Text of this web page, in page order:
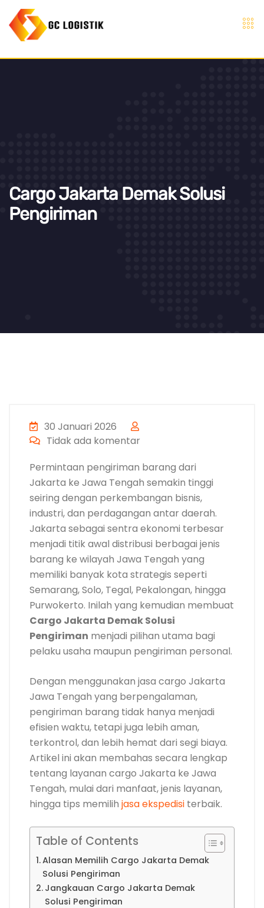
Cargo Jakarta Demak Solusi
Pengiriman
30 Januari 2026
Tidak ada komentar
Permintaan pengiriman barang dari
Jakarta ke Jawa Tengah semakin tinggi
seiring dengan perkembangan bisnis,
industri, dan perdagangan antar daerah.
Jakarta sebagai sentra ekonomi terbesar
menjadi titik awal distribusi berbagai jenis
barang ke wilayah Jawa Tengah yang
memiliki banyak kota strategis seperti
Semarang, Solo, Tegal, Pekalongan, hingga
Purwokerto. Inilah yang kemudian membuat
Cargo Jakarta Demak Solusi
Pengiriman menjadi pilihan utama bagi
pelaku usaha maupun pengiriman personal.
Dengan menggunakan jasa cargo Jakarta
Jawa Tengah yang berpengalaman,
pengiriman barang tidak hanya menjadi
efisien waktu, tetapi juga lebih aman,
terkontrol, dan lebih hemat dari segi biaya.
Artikel ini akan membahas secara lengkap
tentang layanan cargo Jakarta ke Jawa
Tengah, mulai dari manfaat, jenis layanan,
hingga tips memilih jasa ekspedisi terbaik.
Table of Contents
Alasan Memilih Cargo Jakarta Demak
Solusi Pengiriman
Jangkauan Cargo Jakarta Demak
Solusi Pengiriman